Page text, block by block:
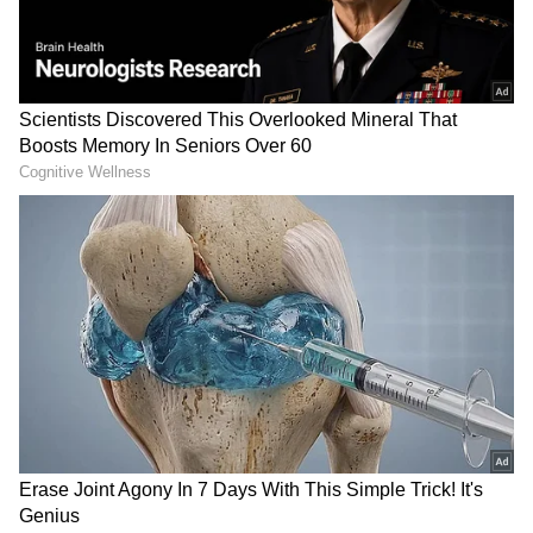
ಕೋಟಿ ಕೋಟಿ ಒಡೆಯ ಧೋನಿಗೆ
ಬಿಸಿಸಿಐನಿಂದ ತಿಂಗಳಿಗೆ ಎಷ್ಟು
ಪಿಂಚಣಿ ಸಿಗುತ್ತೆ ಗೊತ್ತಾ?
450ಕ್ಕೂ ಹೆಚ್ಚು ಆಟಗಾರರ
ಭವಿಷ್ಯ ಇವತ್ತೇ ನಿರ್ಧಾರ!
WTC ಪಾಯಿಂಟ್ಸ್ ಪಟ್ಟಿಯಲ್ಲಿ
ಭಾರತದ ಸ್ಥಾನ ಏನು..? ಇಲ್ಲಿದೆ
ಲೇಟೆಸ್ಟ್ ಅಪ್ಡೇಟ್
Cricket: 8 ವರ್ಷಗಳ ಪ್ರೀತಿ,
ತನಗಿಂತ 7 ವರ್ಷ ಕಿರಿಯ ಕ್ರಿಕೆಟರ್
ಜೊತೆ ಮದುವೆ! ಯಾರು ಗೊತ್ತಾ